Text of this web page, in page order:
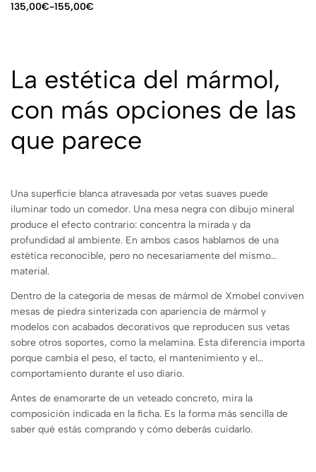
135,00€-155,00€
La estética del mármol,
con más opciones de las
que parece
Una superficie blanca atravesada por vetas suaves puede
iluminar todo un comedor. Una mesa negra con dibujo mineral
produce el efecto contrario: concentra la mirada y da
profundidad al ambiente. En ambos casos hablamos de una
estética reconocible, pero no necesariamente del mismo
material.
Dentro de la categoría de mesas de mármol de Xmobel conviven
mesas de piedra sinterizada con apariencia de mármol y
modelos con acabados decorativos que reproducen sus vetas
sobre otros soportes, como la melamina. Esta diferencia importa
porque cambia el peso, el tacto, el mantenimiento y el
comportamiento durante el uso diario.
Antes de enamorarte de un veteado concreto, mira la
composición indicada en la ficha. Es la forma más sencilla de
saber qué estás comprando y cómo deberás cuidarlo.